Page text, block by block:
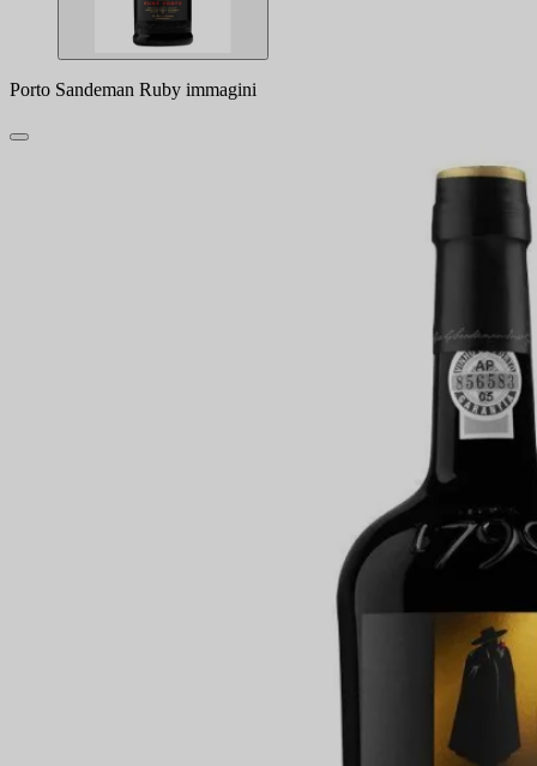
Porto Sandeman Ruby immagini